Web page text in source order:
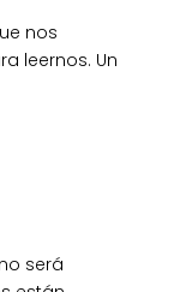
nos
leernos. Un
será